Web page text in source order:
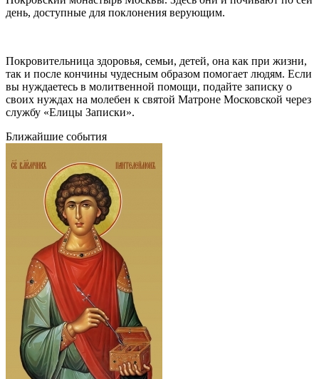
день, доступные для поклонения верующим.
Покровительница здоровья, семьи, детей, она как при жизни,
так и после кончины чудесным образом помогает людям. Если
вы нуждаетесь в молитвенной помощи, подайте записку о
своих нуждах на молебен к святой Матроне Московской через
службу «Елицы Записки».
Ближайшие события